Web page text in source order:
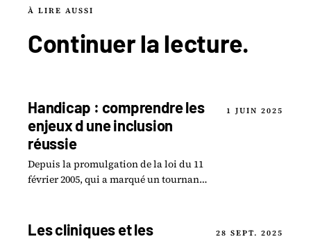
À LIRE AUSSI
Continuer lalecture.
Handicap : comprendre les
enjeux d une inclusion
réussie
Depuis la promulgation de la loi du 11
février 2005, qui a marqué un tournant
1 JUIN 2025
Les cliniques et les
28 SEPT. 2025